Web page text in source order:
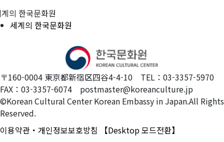
의 한국문화원
세계의 한국문화원
〒160-0004 東京都新宿区四谷4-4-10 TEL：03-3357-5970
FAX：03-3357-6074 postmaster@koreanculture.jp
©Korean Cultural Center Korean Embassy in Japan.All Rights
Reserved.
이용약관・개인정보보호방침
【Desktop 모드전환】